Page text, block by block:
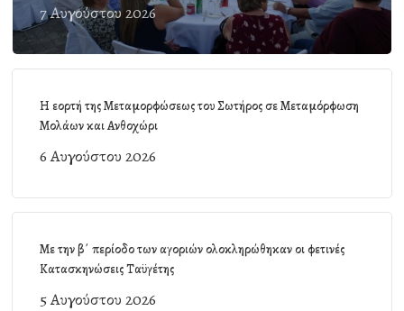
7 Αυγούστου 2026
Η εορτή της Μεταμορφώσεως του Σωτήρος σε Μεταμόρφωση
Μολάων και Ανθοχώρι
6 Αυγούστου 2026
Με την β΄ περίοδο των αγοριών ολοκληρώθηκαν οι φετινές
Κατασκηνώσεις Ταϋγέτης
5 Αυγούστου 2026